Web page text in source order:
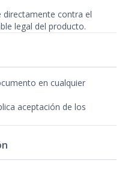
directamente contra el
legal del producto.
en cualquier
aceptación de los